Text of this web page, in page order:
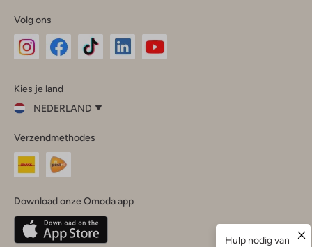
Volg ons
InstagramFacebook
Kies je land
NEDERLAND
je
land
Nederland
Belgique(Français)
Deutschland
Verzendmethodes
Download onze Omoda app